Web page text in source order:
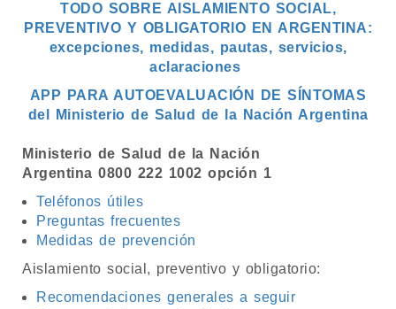
TODO SOBRE AISLAMIENTO SOCIAL,
PREVENTIVO Y OBLIGATORIO EN ARGENTINA:
excepciones, medidas, pautas, servicios,
aclaraciones
APP PARA AUTOEVALUACIÓN DE SÍNTOMAS
del Ministerio de Salud de la Nación Argentina
Ministerio de Salud de la Nación
Argentina 0800 222 1002 opción 1
Teléfonos útiles
Preguntas frecuentes
Medidas de prevención
Aislamiento social, preventivo y obligatorio:
Recomendaciones generales a seguir